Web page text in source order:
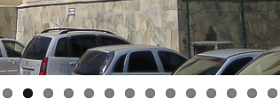
OFM
http://www.ofm.org
CFFB